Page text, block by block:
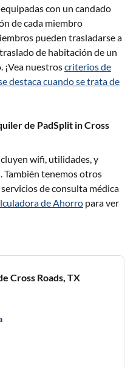
con un candado
de cada miembro
pueden trasladarse a
de habitación de un
¡Vea nuestroscriterios de
destaca cuando se trata de
de PadSplit in Cross
wifi, utilidades, y
También tenemos otros
de consulta médica
de Ahorro para ver
Cross Roads, TX